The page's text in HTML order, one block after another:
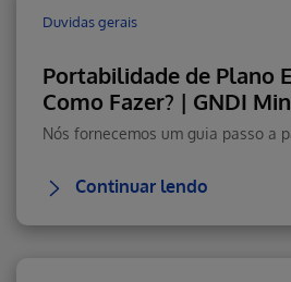
Duvidas gerais
Portabilidade de Plano
Como Fazer? | GNDI
Continuar lendo